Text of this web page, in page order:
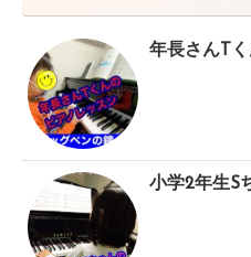
年長さんT
小学2年生S